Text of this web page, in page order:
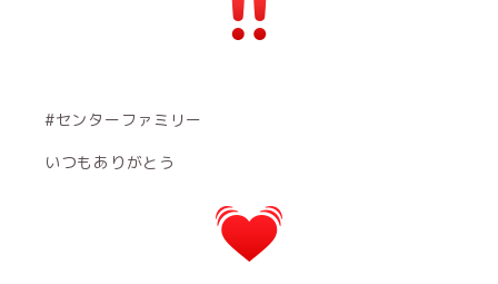
#センターファミリー
いつもありがとう